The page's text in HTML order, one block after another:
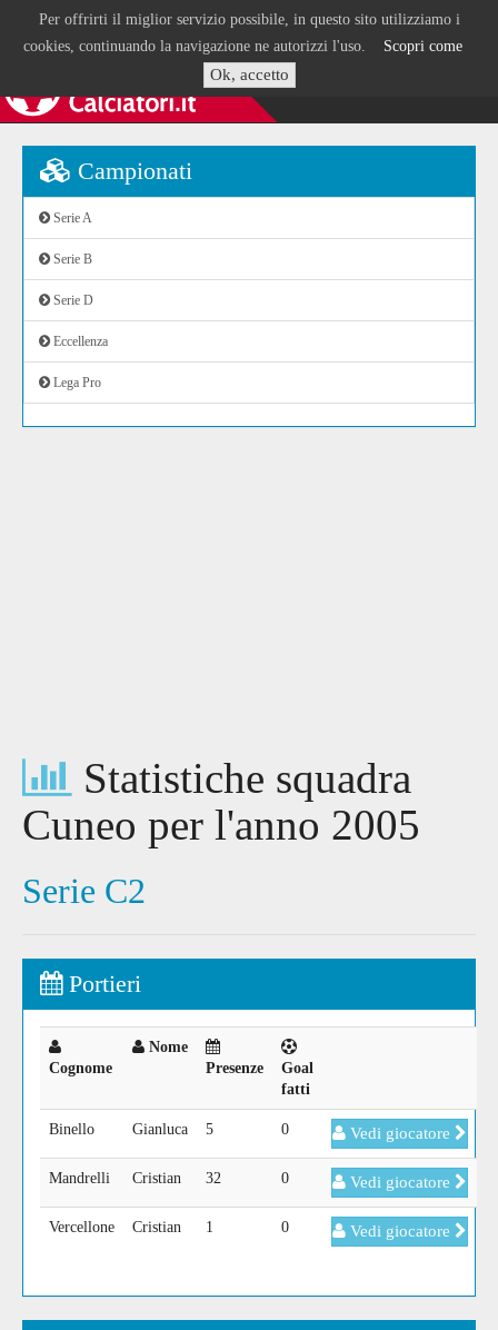
Per offrirti il miglior servizio possibile, in questo sito utilizziamo i
cookies, continuando la navigazione ne autorizzi l'uso. Scopri come
Ok, accetto
Campionati
Serie A
Serie B
Serie D
Eccellenza
Lega Pro
Statistiche squadra
Cuneo per l'anno 2005
Serie C2
Portieri
Cognome
Nome
Presenze
Goal
fatti
Binello Gianluca 5 0 Vedi giocatore
Mandrelli Cristian 32 0 Vedi giocatore
Vercellone Cristian 1 0 Vedi giocatore